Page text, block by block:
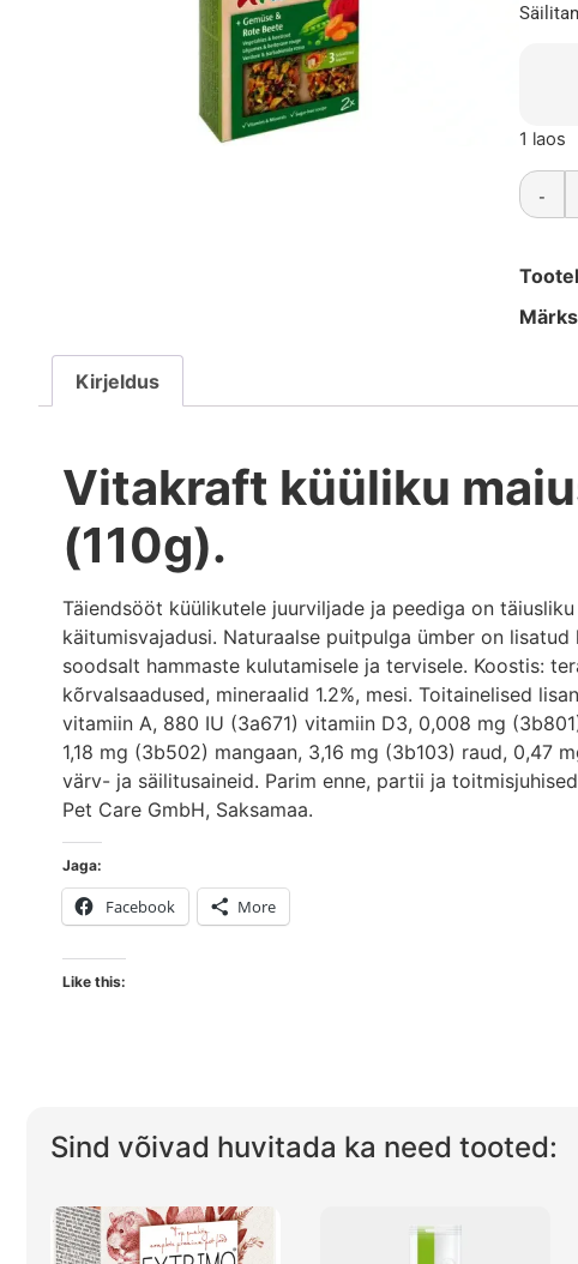
1 laos
-
Kirjeldus
Vitakraft küüliku
(110g).
Täiendsööt küülikutele juurviljade ja peediga on
käitumisvajadusi. Naturaalse puitpulga ümber on
soodsalt hammaste kulutamisele ja tervisele. Koostis:
kõrvalsaadused, mineraalid 1.2%, mesi. Toitainelised
vitamiin A, 880 IU (3a671) vitamiin D3, 0,008 mg
1,18 mg (3b502) mangaan, 3,16 mg (3b103) raud, 0,47
värv- ja säilitusaineid. Parim enne, partii ja
Pet Care GmbH, Saksamaa.
Jaga:
Facebook More
Like this:
Sind võivad huvitada ka need tooted: